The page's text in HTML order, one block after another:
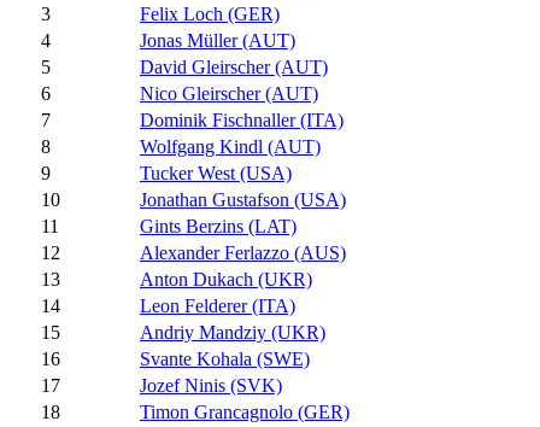
3
Felix Loch (GER)
4
Jonas Müller (AUT)
5
David Gleirscher (AUT)
6
Nico Gleirscher (AUT)
7
Dominik Fischnaller (ITA)
8
Wolfgang Kindl (AUT)
9
Tucker West (USA)
10
Jonathan Gustafson (USA)
11
Gints Berzins (LAT)
12
Alexander Ferlazzo (AUS)
13
Anton Dukach (UKR)
14
Leon Felderer (ITA)
15
Andriy Mandziy (UKR)
16
Svante Kohala (SWE)
17
Jozef Ninis (SVK)
18
Timon Grancagnolo (GER)